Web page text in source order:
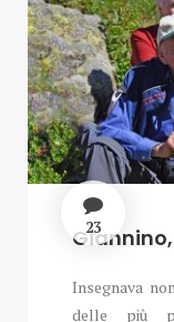
23
Insegnava
delle più